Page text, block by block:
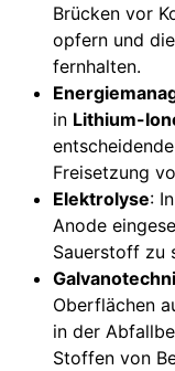
Brücken vor
opfern und
fernhalten.
in Lithium-
Freisetzung
Elektrolyse:
Anode
Sauerstoff zu
Oberflächen
in der
Stoffen von